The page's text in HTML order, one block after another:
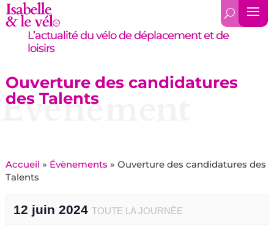
L’actualité du vélo de déplacement et de
loisirs
Ouverture des candidatures
des Talents
Évènement
Accueil » Évènements » Ouverture des candidatures des
Talents
12 juin 2024 TOUTE LA JOURNÉE